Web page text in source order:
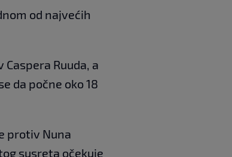
od najvećih
Ruuda, a
da počne oko 18
protiv Nuna
susreta očekuje